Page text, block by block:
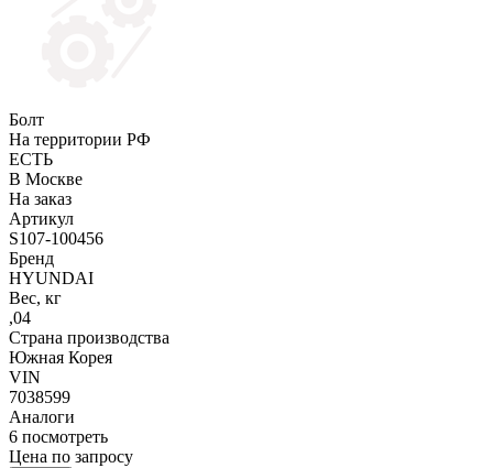
Болт
На территории РФ
ЕСТЬ
В Москве
На заказ
Артикул
S107-100456
Бренд
HYUNDAI
Вес, кг
,04
Страна производства
Южная Корея
VIN
7038599
Аналоги
6 посмотреть
Цена по запросу